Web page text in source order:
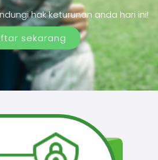
hak keturunan anda hari ini!
sekarang